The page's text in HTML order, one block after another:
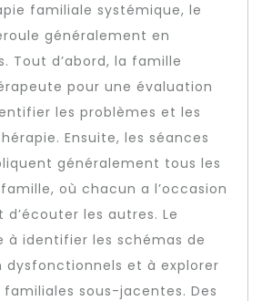
familiale systémique, le
généralement en
Tout d’abord, la famille
pour une évaluation
les problèmes et les
Ensuite, les séances
généralement tous les
où chacun a l’occasion
d’écouter les autres. Le
à identifier les schémas de
et à explorer
sous-jacentes. Des